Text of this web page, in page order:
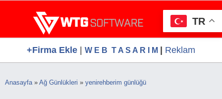
içeriğe
atla
WTG Software.Com, Web Tasarım, Google
Hizmetleri, Ücretsiz Firma Rehberi
Ücretsiz Firma Rehberi, Web Tasarım, Ücretsiz Firma Ekle
+Firma Ekle W E B T A S A R I M Reklam
Buradasınız
Anasayfa » Ağ Günlükleri » yenirehberim günlüğü
TR